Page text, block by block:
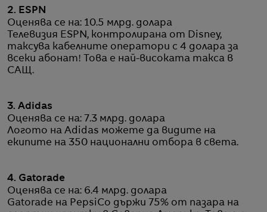
2. ESPN
Оценява се на: 10.5 млрд. долара
Телевизия ESPN, контролирана от Disney,
таксува кабелните оператори с 4 долара за
всеки абонат! Това е най-високата такса в
САЩ.
3. Adidas
Оценява се на: 7.3 млрд. долара
Логото на Adidas можете да видите на
екипите на 350 национални отбора в света.
4. Gatorade
Оценява се на: 6.4 млрд. долара
Gatorade на PepsiCo държи 75% от пазара на